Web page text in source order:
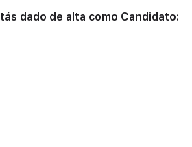
dado de alta como Candidato: